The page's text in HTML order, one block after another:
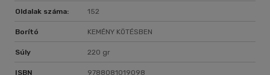
Oldalak száma: 152
Borító KEMÉNY KÖTÉSBEN
Súly 220 gr
ISBN 9788081019098